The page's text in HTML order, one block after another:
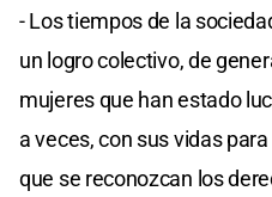
- Los tiempos de la
un logro colectivo, de
mujeres que han estado
a veces, con sus vidas
que se reconozcan los